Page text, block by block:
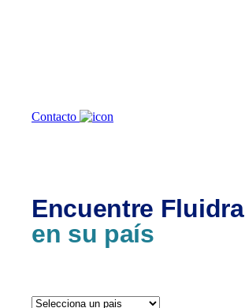
Contacto
Encuentre Fluidra
en su país